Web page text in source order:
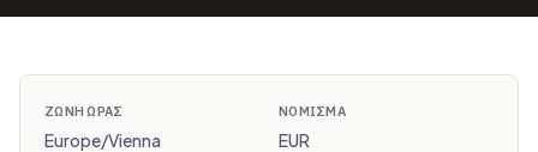
ΖΏΝΗ ΏΡΑΣ
Europe/Vienna
ΝΌΜΙΣΜΑ
EUR